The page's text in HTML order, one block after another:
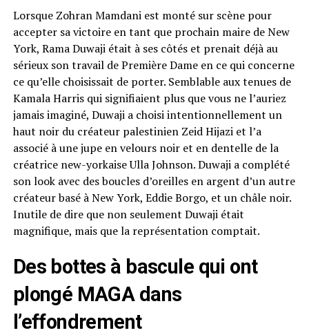
Lorsque Zohran Mamdani est monté sur scène pour
accepter sa victoire en tant que prochain maire de New
York, Rama Duwaji était à ses côtés et prenait déjà au
sérieux son travail de Première Dame en ce qui concerne
ce qu’elle choisissait de porter. Semblable aux tenues de
Kamala Harris qui signifiaient plus que vous ne l’auriez
jamais imaginé, Duwaji a choisi intentionnellement un
haut noir du créateur palestinien Zeid Hijazi et l’a
associé à une jupe en velours noir et en dentelle de la
créatrice new-yorkaise Ulla Johnson. Duwaji a complété
son look avec des boucles d’oreilles en argent d’un autre
créateur basé à New York, Eddie Borgo, et un châle noir.
Inutile de dire que non seulement Duwaji était
magnifique, mais que la représentation comptait.
Des bottes à bascule qui ont
plongé MAGA dans
l’effondrement